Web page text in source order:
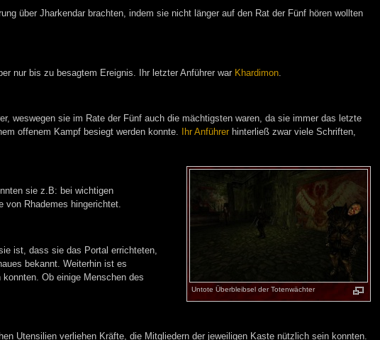
über Jharkendar brachten, indem sie nicht länger auf den Rat der Fünf hören wollten
nur bis zu besagtem Ereignis. Ihr letzter Anführer war Khardimon.
weswegen sie im Rate der Fünf auch die mächtigsten waren, da sie immer das letzte
offenem Kampf besiegt werden konnte.
Ihr Anführerhinterließ zwar viele Schriften,
Untote Überbleibsel der Totenwächter
sie z.B: bei wichtigen
von Rhademes hingerichtet.
ist, dass sie das Portal errichteten,
bekannt. Weiterhin ist es
Ob einige Menschen des
Utensilien verliehen Kräfte, die Mitgliedern der jeweiligen Kaste nützlich sein konnten.